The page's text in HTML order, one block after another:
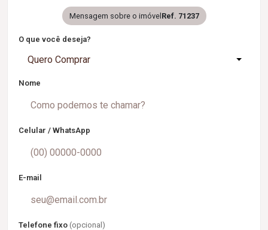
Mensagem sobre o imóvel Ref. 71237
O que você deseja?
Quero Comprar
Nome
Celular / WhatsApp
E-mail
Telefone fixo (opcional)